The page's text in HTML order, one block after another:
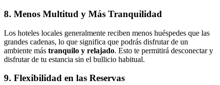
8. Menos Multitud y Más Tranquilidad
Los hoteles locales generalmente reciben menos huéspedes que las
grandes cadenas, lo que significa que podrás disfrutar de un
ambiente más tranquilo y relajado. Esto te permitirá desconectar y
disfrutar de tu estancia sin el bullicio habitual.
9. Flexibilidad en las Reservas